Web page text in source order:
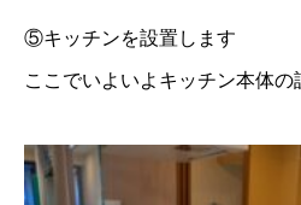
⑤キッチンを設置します
ここでいよいよキッチン本体の